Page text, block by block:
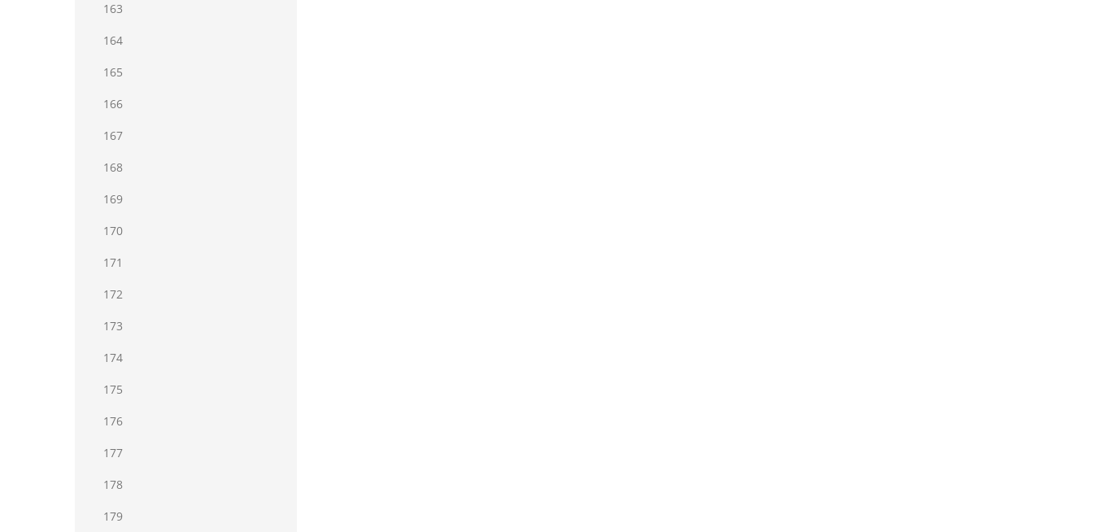
163
164
165
166
167
168
169
170
171
172
173
174
175
176
177
178
179